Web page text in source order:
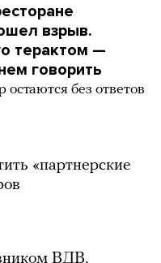
взрыв.
терактом —
говорить
без ответов
«партнерские
ВДВ,